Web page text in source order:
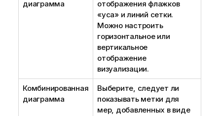
диаграмма
отображения флажков
«уса» и линий сетки.
Можно настроить
горизонтальное или
вертикальное
отображение
визуализации.
Комбинированная
диаграмма
Выберите, следует ли
показывать метки для
мер, добавленных в виде